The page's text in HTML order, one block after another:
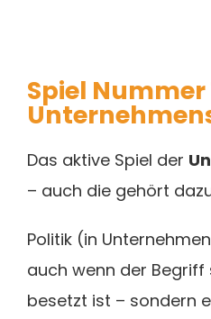
Spiel Nummer
Das aktive Spiel der
– auch die gehört
Politik (in
auch wenn der
besetzt ist – sondern